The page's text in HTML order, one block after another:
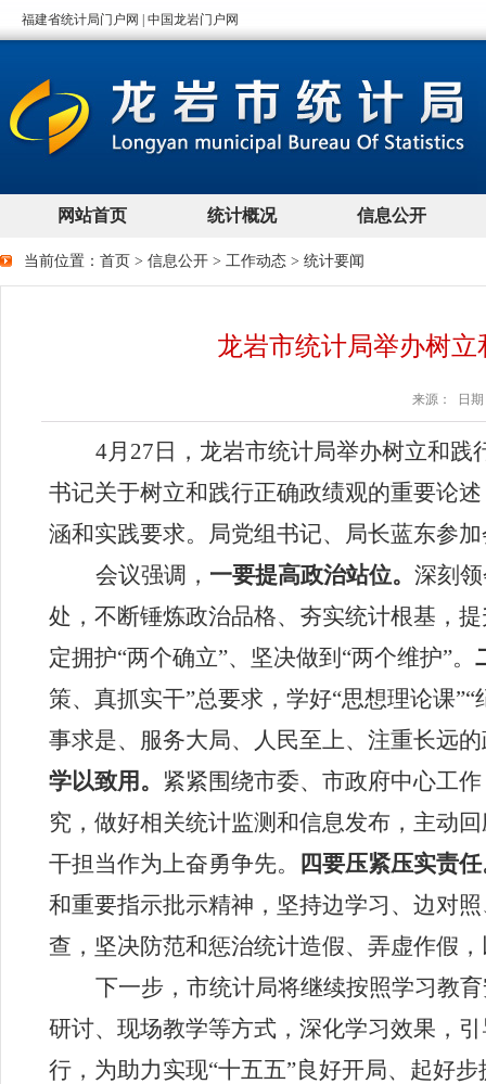
当前位置： 首页 > 信息公开 > 工作动态 > 统计要闻
龙岩市统计局举办树
来源： 日期
4月 27 日，龙岩市统计局举办树立和
书记关于树立和践行正确政绩观的重要论
涵和实践要求。局党组书记、局长蓝东参
会议强调 ， 一要提高政治站位。深刻
处，不断锤炼政治品格、夯实统计根基，
定拥护“两个确立”、坚决做到“两个维护”。
策、真抓实干”总要求，学好“思想理论课”“
事求是、 服务大局、人民至上、注重长远
学以致用 。 紧紧围绕市委、市政府中心工
究，做好相关统计监测和信息发布 ， 主动
干担当作为上奋勇争先。
四要压紧压实责
和重要指示批示精神， 坚持边学习、边对
查，坚决防范和惩治统计造假、弄虚作假
下一步，市统计局将继续按照学习教
研讨、现场教学等方式，深化学习效果，
行， 为助力实现“十五五”良好开局、起好